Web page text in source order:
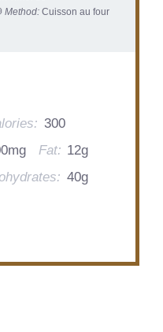
Method: Cuisson au four
300
Fat: 12g
40g